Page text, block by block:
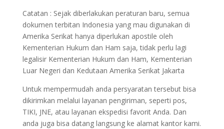
Catatan : Sejak diberlakukan peraturan baru, semua
dokumen terbitan Indonesia yang mau digunakan di
Amerika Serikat hanya diperlukan apostile oleh
Kementerian Hukum dan Ham saja, tidak perlu lagi
legalisir Kementerian Hukum dan Ham, Kementerian
Luar Negeri dan Kedutaan Amerika Serikat Jakarta
Untuk mempermudah anda persyaratan tersebut bisa
dikirimkan melalui layanan pengiriman, seperti pos,
TIKI, JNE, atau layanan ekspedisi favorit Anda. Dan
anda juga bisa datang langsung ke alamat kantor kami.